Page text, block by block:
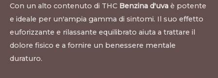
Con un alto contenuto di THC Benzina d'uva è potente
e ideale per un'ampia gamma di sintomi. Il suo effetto
euforizzante e rilassante equilibrato aiuta a trattare il
dolore fisico e a fornire un benessere mentale
duraturo.